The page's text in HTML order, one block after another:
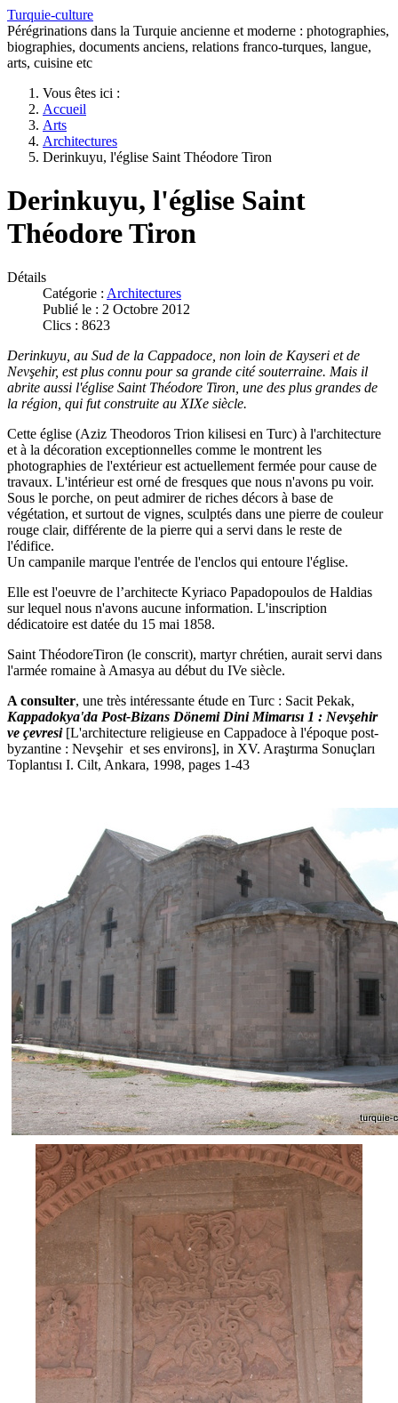
Turquie-culture
Pérégrinations dans la Turquie ancienne et moderne : photographies,
biographies, documents anciens, relations franco-turques, langue,
arts, cuisine etc
Vous êtes ici :
Accueil
Arts
Architectures
Derinkuyu, l'église Saint Théodore Tiron
Derinkuyu, l'église Saint
Théodore Tiron
Détails
Catégorie : Architectures
Publié le : 2 Octobre 2012
Clics : 8623
Derinkuyu, au Sud de la Cappadoce, non loin de Kayseri et de
Nevşehir, est plus connu pour sa grande cité souterraine. Mais il
abrite aussi l'église Saint Théodore Tiron, une des plus grandes de
la région, qui fut construite au XIXe siècle.
Cette église (Aziz Theodoros Trion kilisesi en Turc) à l'architecture
et à la décoration exceptionnelles comme le montrent les
photographies de l'extérieur est actuellement fermée pour cause de
travaux. L'intérieur est orné de fresques que nous n'avons pu voir.
Sous le porche, on peut admirer de riches décors à base de
végétation, et surtout de vignes, sculptés dans une pierre de couleur
rouge clair, différente de la pierre qui a servi dans le reste de
l'édifice.
Un campanile marque l'entrée de l'enclos qui entoure l'église.
Elle est l'oeuvre de l’architecte Kyriaco Papadopoulos de Haldias
sur lequel nous n'avons aucune information. L'inscription
dédicatoire est datée du 15 mai 1858.
Saint ThéodoreTiron (le conscrit), martyr chrétien, aurait servi dans
l'armée romaine à Amasya au début du IVe siècle.
A consulter, une très intéressante étude en Turc : Sacit Pekak,
Kappadokya'da Post-Bizans Dönemi Dini Mimarısı 1 : Nevşehir
ve çevresi[L'architecture religieuse en Cappadoce à l'époque post-
byzantine : Nevşehir et ses environs], in XV. Araştırma Sonuçları
Toplantısı I. Cilt, Ankara, 1998, pages 1-43